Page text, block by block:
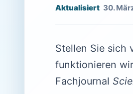
30.
Stellen Sie sich
funktionieren
Fachjournal